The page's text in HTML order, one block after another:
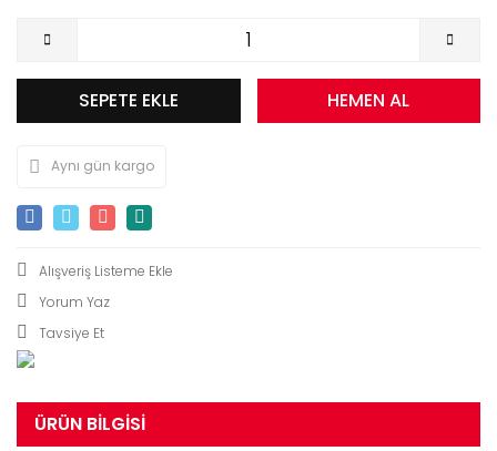
SEPETE EKLE HEMEN AL
Aynı gün kargo
Yorum Yaz
Tavsiye Et
ÜRÜN BILGISI